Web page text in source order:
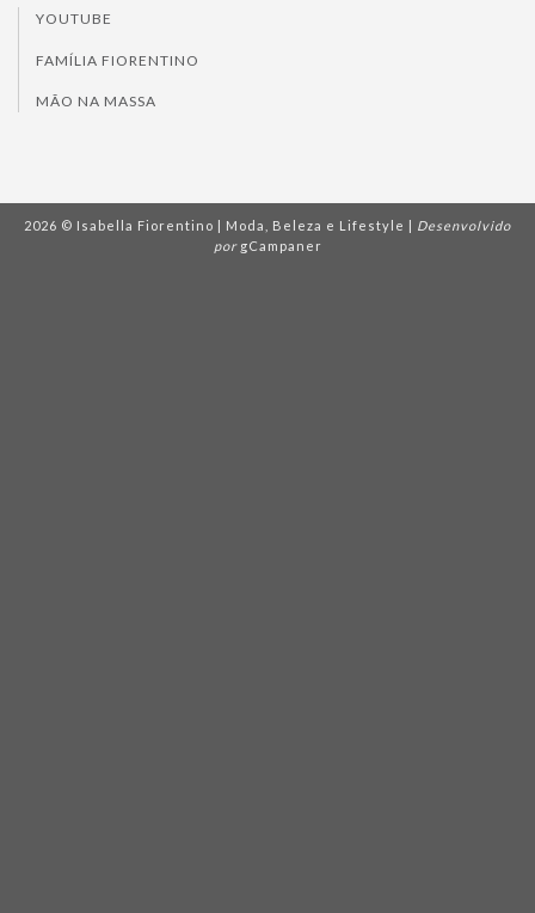
YOUTUBE
FAMÍLIA FIORENTINO
MÃO NA MASSA
2026 © Isabella Fiorentino | Moda, Beleza e Lifestyle | Desenvolvido
por gCampaner